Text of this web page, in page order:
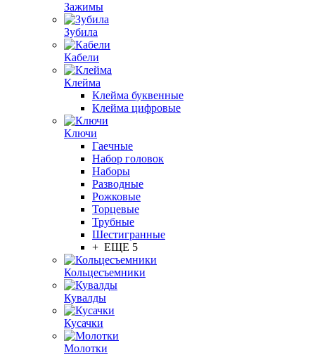
Зажимы
Зубила
Кабели
Клейма
Клейма буквенные
Клейма цифровые
Ключи
Гаечные
Набор головок
Наборы
Разводные
Рожковые
Торцевые
Трубные
Шестигранные
+ ЕЩЕ 5
Кольцесъемники
Кувалды
Кусачки
Молотки